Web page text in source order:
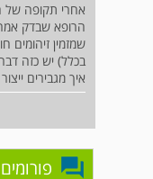
אחרי תקופה של
הרופא שבדק אמר
שמזמין זיהומים
בכלל) יש כזה
איך מגבירים